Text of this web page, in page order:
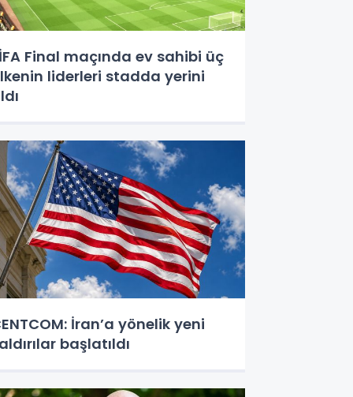
Final maçında ev sahibi üç
liderleri stadda yerini
İran’a yönelik yeni
başlatıldı